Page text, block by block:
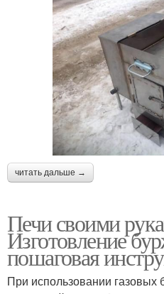
читать дальше →
Печи своими
Изготовление
пошаговая
При использовании газовых